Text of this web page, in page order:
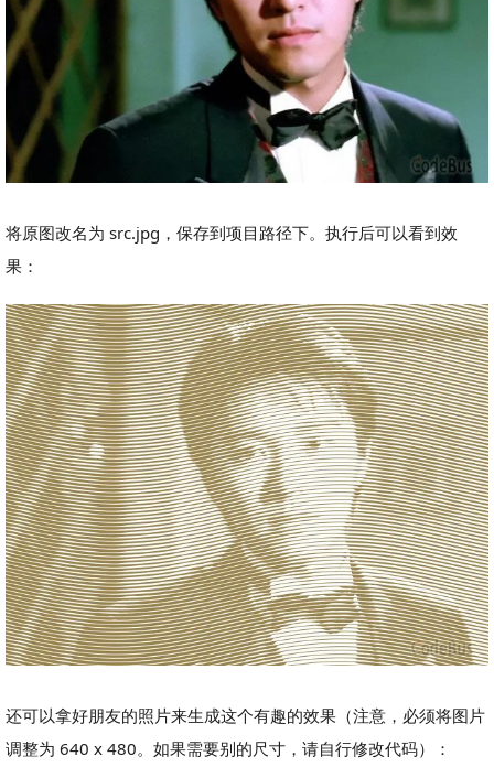
将原图改名为 src.jpg，保存到项目路径下。执行后可以看到效
果：
还可以拿好朋友的照片来生成这个有趣的效果（注意，必须将图片
调整为 640 x 480。如果需要别的尺寸，请自行修改代码）：